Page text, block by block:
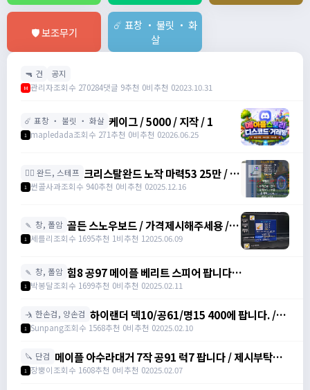
🛡️ 보조무기
☄️ 표창 ・ 불릿 ・ 화
살
🔫 건 공지
M 관리자조회수 270284댓글 9추천 0비추천 02023.10.31
☄️ 표창 ・ 불릿 ・ 화살 케이그 / 5000 / 지작 / 1
1 mapledada조회수 271추천 0비추천 02026.06.25
🧙‍♀️ 완드, 스테프 크리스탈완드 노작 마력53 25만 / 마
력52 15만 팝니다 / 250000 / 마력
https://open.kakao.com/o/sdHYKEcg
1 썬콜사과조회수 940추천 0비추천 02025.12.16
🍡 창, 폴암 골든 스노우보드 / 가격제시해주세용 / 골
든 스노우보드 3강 STR3 공격력60 /
1 세를리조회수 1695추천 1비추천 12025.06.09
🍡 창, 폴암 힘8 공97 메이플 베리트 스피어 팝니다
https://open.kakao.com/o/gZBfyJ6f /
1 박봉달조회수 1699추천 0비추천 02025.02.11
🤺 한손검, 양손검 하이랜더 덱10/공61/명15 400에 팝니다. /
4000000
1 Sunpang조회수 1568추천 0비추천 02025.02.10
🔪 단검 메이플 아수라대거 7작 공91 럭7 팝니다 / 제시부탁드
려요 / 아수라대거
1 장뿡이조회수 1608추천 0비추천 02025.02.07